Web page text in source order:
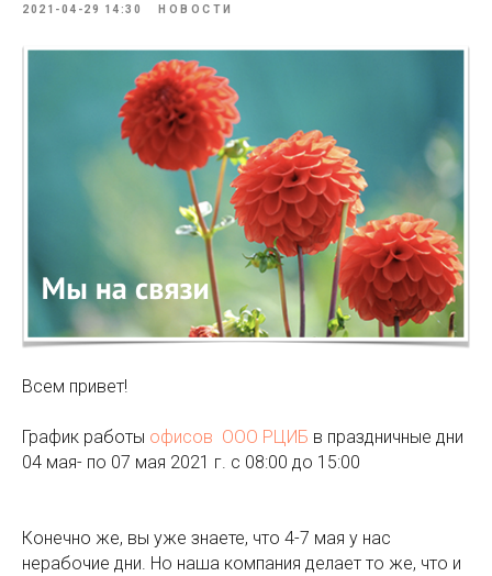
2021-04-29 14:30 НОВОСТИ
Всем привет!
График работы офисов ООО РЦИБ в праздничные дни
04 мая- по 07 мая 2021 г. с 08:00 до 15:00
Конечно же, вы уже знаете, что 4-7 мая у нас
нерабочие дни. Но наша компания делает то же, что и